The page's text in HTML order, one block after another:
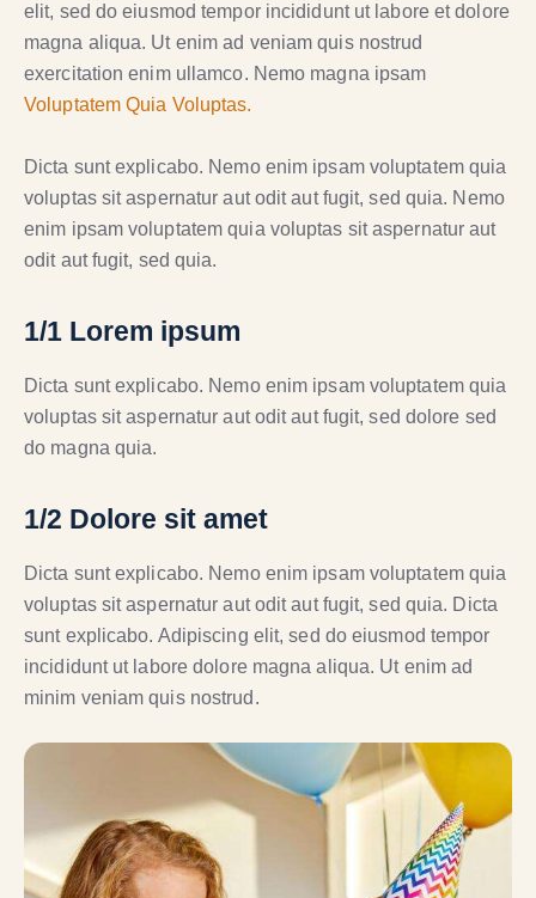
elit, sed do eiusmod tempor incididunt ut labore et dolore
magna aliqua. Ut enim ad veniam quis nostrud
exercitation enim ullamco. Nemo magna ipsam
Voluptatem Quia Voluptas.
Dicta sunt explicabo. Nemo enim ipsam voluptatem quia
voluptas sit aspernatur aut odit aut fugit, sed quia. Nemo
enim ipsam voluptatem quia voluptas sit aspernatur aut
odit aut fugit, sed quia.
1/1 Lorem ipsum
Dicta sunt explicabo. Nemo enim ipsam voluptatem quia
voluptas sit aspernatur aut odit aut fugit, sed dolore sed
do magna quia.
1/2 Dolore sit amet
Dicta sunt explicabo. Nemo enim ipsam voluptatem quia
voluptas sit aspernatur aut odit aut fugit, sed quia. Dicta
sunt explicabo. Adipiscing elit, sed do eiusmod tempor
incididunt ut labore dolore magna aliqua. Ut enim ad
minim veniam quis nostrud.